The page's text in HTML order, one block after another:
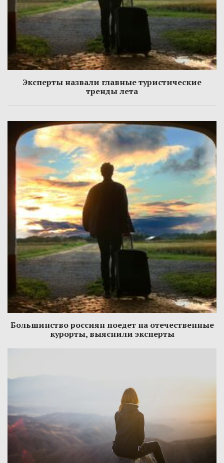
Эксперты назвали главные туристические
тренды лета
Большинство россиян поедет на отечественные
курорты, выяснили эксперты